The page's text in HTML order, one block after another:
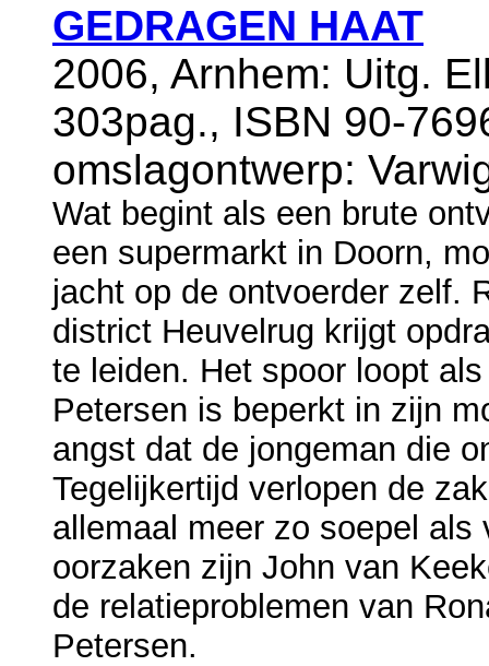
GEDRAGEN HAAT
2006, Arnhem: Uitg.
303pag., ISBN 90-
omslagontwerp:
Wat begint als een brute
een supermarkt in Doorn,
jacht op de ontvoerder zelf.
district Heuvelrug krijgt
te leiden. Het spoor loopt
Petersen is beperkt in zijn
angst dat de jongeman die
Tegelijkertijd verlopen de
allemaal meer zo soepel
oorzaken zijn John van
de relatieproblemen van
Petersen.